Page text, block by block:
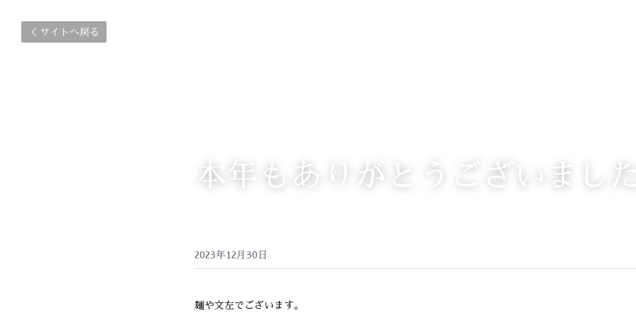
サイトへ戻る
本年もありがとうございまし
2023年12月30日
麺や文左でございます。